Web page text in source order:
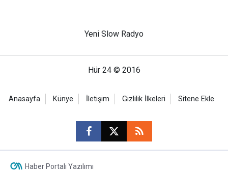
Yeni Slow Radyo
Hür 24 © 2016
Anasayfa Künye İletişim Gizlilik İlkeleri Sitene Ekle
Haber Portalı Yazılımı